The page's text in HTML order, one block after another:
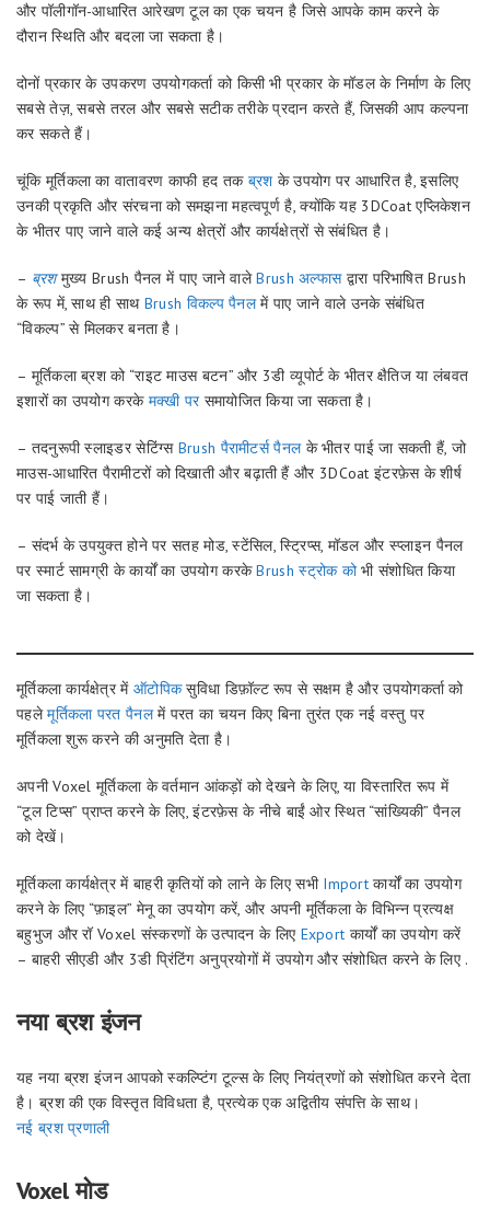
और पॉलीगॉन-आधारित आरेखण टूल का एक चयन है जिसे आपके काम करने के
दौरान स्थिति और बदला जा सकता है।
दोनों प्रकार के उपकरण उपयोगकर्ता को किसी भी प्रकार के मॉडल के निर्माण के लिए
सबसे तेज़, सबसे तरल और सबसे सटीक तरीके प्रदान करते हैं, जिसकी आप कल्पना
कर सकते हैं।
चूंकि मूर्तिकला का वातावरण काफी हद तक ब्रश के उपयोग पर आधारित है, इसलिए
उनकी प्रकृति और संरचना को समझना महत्वपूर्ण है, क्योंकि यह 3DCoat एप्लिकेशन
के भीतर पाए जाने वाले कई अन्य क्षेत्रों और कार्यक्षेत्रों से संबंधित है।
– ब्रशमुख्य Brush पैनल में पाए जाने वालेBrush अल्फासद्वारा परिभाषित Brush
के रूप में, साथ ही साथ Brush विकल्प पैनलमें पाए जाने वाले उनके संबंधित
“विकल्प” से मिलकर बनता है।
– मूर्तिकला ब्रश को “राइट माउस बटन” और 3डी व्यूपोर्ट के भीतर क्षैतिज या लंबवत
इशारों का उपयोग करके मक्खी परसमायोजित किया जा सकता है।
– तदनुरूपी स्लाइडर सेटिंग्स Brush पैरामीटर्स पैनलके भीतर पाई जा सकती हैं, जो
माउस-आधारित पैरामीटरों को दिखाती और बढ़ाती हैं और 3DCoat इंटरफ़ेस के शीर्ष
पर पाई जाती हैं।
– संदर्भ के उपयुक्त होने पर सतह मोड, स्टेंसिल, स्ट्रिप्स, मॉडल और स्प्लाइन पैनल
पर स्मार्ट सामग्री के कार्यों का उपयोग करकेBrush स्ट्रोक कोभी संशोधित किया
जा सकता है।
मूर्तिकला कार्यक्षेत्र में ऑटोपिकसुविधा डिफ़ॉल्ट रूप से सक्षम है और उपयोगकर्ता को
पहलेमूर्तिकला परत पैनलमें परत का चयन किए बिना तुरंत एक नई वस्तु पर
मूर्तिकला शुरू करने की अनुमति देता है।
अपनी Voxel मूर्तिकला के वर्तमान आंकड़ों को देखने के लिए, या विस्तारित रूप में
“टूल टिप्स” प्राप्त करने के लिए, इंटरफ़ेस के नीचे बाईं ओर स्थित “सांख्यिकी” पैनल
को देखें।
मूर्तिकला कार्यक्षेत्र में बाहरी कृतियों को लाने के लिए सभी Import कार्यों का उपयोग
करने के लिए “फ़ाइल” मेनू का उपयोग करें, और अपनी मूर्तिकला के विभिन्न प्रत्यक्ष
बहुभुज और रॉ Voxel संस्करणों के उत्पादन के लिए Export कार्यों का उपयोग करें
– बाहरी सीएडी और 3डी प्रिंटिंग अनुप्रयोगों में उपयोग और संशोधित करने के लिए .
नया ब्रश इंजन
यह नया ब्रश इंजन आपको स्कल्प्टिंग टूल्स के लिए नियंत्रणों को संशोधित करने देता
है। ब्रश की एक विस्तृत विविधता है, प्रत्येक एक अद्वितीय संपत्ति के साथ।
नई ब्रश प्रणाली
Voxel मोड